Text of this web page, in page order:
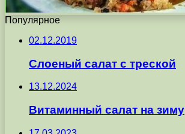
Популярное
02.12.2019
Слоеный салат с треской
13.12.2024
Витаминный салат на зиму